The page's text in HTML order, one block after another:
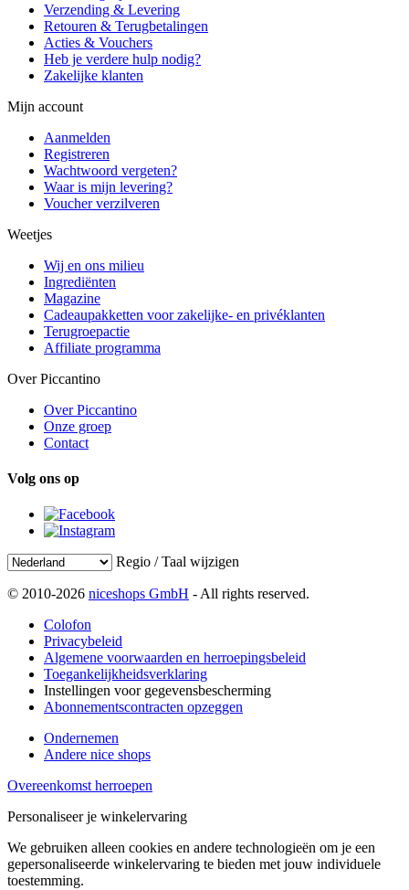
Verzending & Levering
Retouren & Terugbetalingen
Acties & Vouchers
Heb je verdere hulp nodig?
Zakelijke klanten
Mijn account
Aanmelden
Registreren
Wachtwoord vergeten?
Waar is mijn levering?
Voucher verzilveren
Weetjes
Wij en ons milieu
Ingrediënten
Magazine
Cadeaupakketten voor zakelijke- en privéklanten
Terugroepactie
Affiliate programma
Over Piccantino
Over Piccantino
Onze groep
Contact
Volg ons op
Regio / Taal wijzigen
© 2010-2026 niceshops GmbH - All rights reserved.
Colofon
Privacybeleid
Algemene voorwaarden en herroepingsbeleid
Toegankelijkheidsverklaring
Instellingen voor gegevensbescherming
Abonnementscontracten opzeggen
Ondernemen
Andere nice shops
Overeenkomst herroepen
Personaliseer je winkelervaring
We gebruiken alleen cookies en andere technologieën om je een
gepersonaliseerde winkelervaring te bieden met jouw individuele
toestemming.